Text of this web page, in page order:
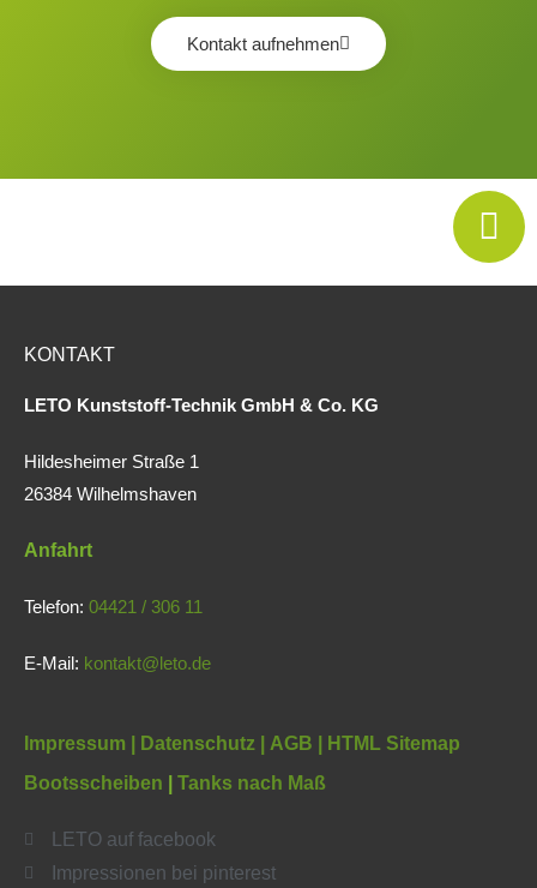
Kontakt aufnehmen
KONTAKT
LETO Kunststoff-Technik GmbH & Co. KG
Hildesheimer Straße 1
26384 Wilhelmshaven
Anfahrt
Telefon: 04421 / 306 11
E-Mail: kontakt@leto.de
Impressum | Datenschutz AGB
HTML Sitemap
Bootsscheiben
Tanks nach Maß
LETO auf facebook
Impressionen bei pinterest